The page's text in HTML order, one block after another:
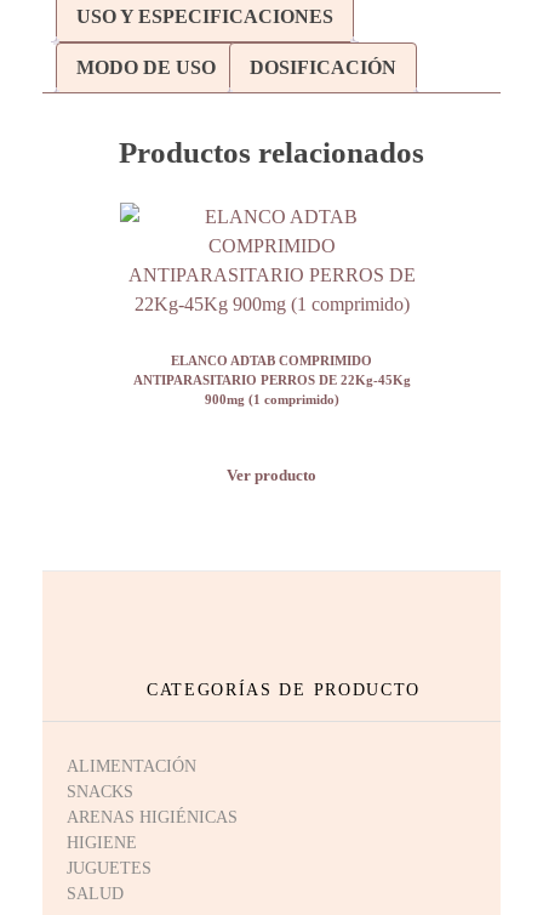
USO Y ESPECIFICACIONES
MODO DE USO DOSIFICACIÓN
Productos relacionados
ELANCO ADTAB COMPRIMIDO
ANTIPARASITARIO PERROS DE 22Kg-45Kg
900mg (1 comprimido)
Ver producto
CATEGORÍAS DE PRODUCTO
ALIMENTACIÓN
SNACKS
ARENAS HIGIÉNICAS
HIGIENE
JUGUETES
SALUD